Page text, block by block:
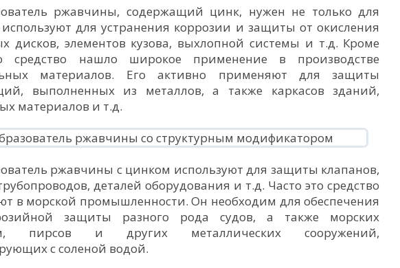
ржавчины, содержащий цинк, нужен не только для
используют для устранения коррозии и защиты от окисления
дисков, элементов кузова, выхлопной системы и т.д. Кроме
средство нашло широкое применение в производстве
материалов. Его активно применяют для защиты
выполненных из металлов, а также каркасов зданий,
материалов и т.д.
ржавчины с цинком используют для защиты клапанов,
деталей оборудования и т.д. Часто это средство
в морской промышленности. Он необходим для обеспечения
защиты разного рода судов, а также морских
пирсов и других металлических сооружений,
с соленой водой.